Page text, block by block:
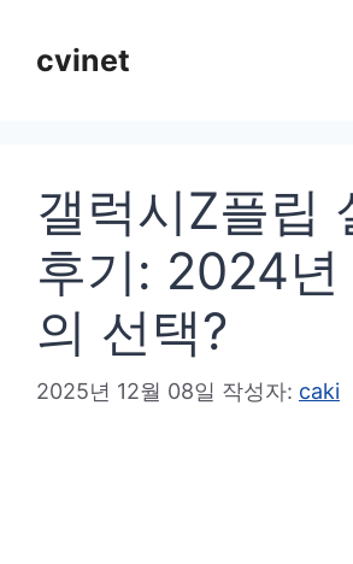
cvinet
갤럭시Z플립
후기: 2024년
의 선택?
2025년 12월 08일 작성자: caki